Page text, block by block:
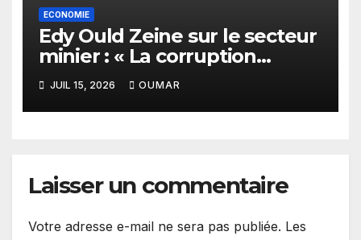
ECONOMIE
Edy Ould Zeine sur le secteur
minier : « La corruption
n’existe pas en Mauritanie »
JUIL 15, 2026 OUMAR
Laisser un commentaire
Votre adresse e-mail ne sera pas publiée. Les